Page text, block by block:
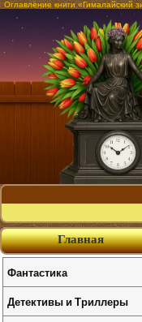
Оглавление книги «Гималайский
Главная
Фантастика
Детективы и Триллеры